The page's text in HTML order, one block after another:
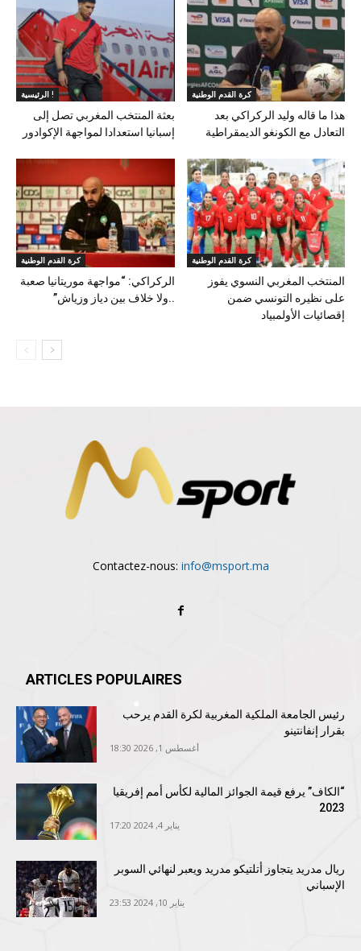
الرئيسية !
بعثة المنتخب المغربي تصل إلى
إسبانيا استعدادا لمواجهة الإكوادور
كرة القدم الوطنية
هذا ما قاله وليد الركراكي بعد
التعادل مع الكونغو الديمقراطية
كرة القدم الوطنية
الركراكي: “مواجهة موريتانيا صعبة
..ولا خلاف بين دياز وزياش”
كرة القدم الوطنية
المنتخب المغربي النسوي يفوز
على نظيره التونسي ضمن
إقصائيات الأولمبياد
Contactez-nous: info@msport.ma
ARTICLES POPULAIRES
رئيس الجامعة الملكية المغربية لكرة القدم يرحب
بقرار إنفانتينو
أغسطس 1, 2026 18:30
“الكاف” يرفع قيمة الجوائز المالية لكأس أمم إفريقيا
2023
يناير 4, 2024 17:20
ريال مدريد يتجاوز أتلتيكو مدريد ويعبر لنهائي السوبر
الإسباني
يناير 10, 2024 23:53